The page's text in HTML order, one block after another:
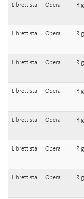
Librettista Opera
Librettista Opera
Librettista Opera
Librettista Opera
Librettista Opera
Librettista Opera
Librettista Opera